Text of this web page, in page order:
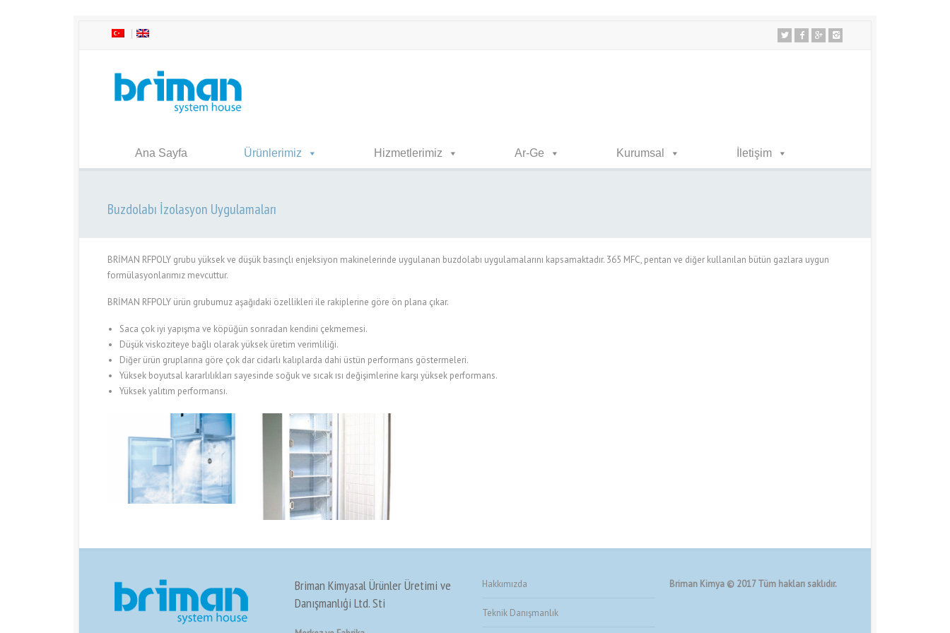
Ana Sayfa Ürünlerimiz Hizmetlerimiz Ar-Ge Kurumsal İletişim
Buzdolabı İzolasyon Uygulamaları
BRİMAN RFPOLY grubu yüksek ve düşük basınçlı enjeksiyon makinelerinde uygulanan buzdolabı uygulamalarını kapsamaktadır. 365 MFC, pentan ve diğer kullanılan bütün gazlara uygun
formülasyonlarımız mevcuttur.
BRİMAN RFPOLY ürün grubumuz aşağıdaki özellikleri ile rakiplerine göre ön plana çıkar.
Saca çok iyi yapışma ve köpüğün sonradan kendini çekmemesi.
Düşük viskoziteye bağlı olarak yüksek üretim verimliliği.
Diğer ürün gruplarına göre çok dar cidarlı kalıplarda dahi üstün performans göstermeleri.
Yüksek boyutsal kararlılıkları sayesinde soğuk ve sıcak ısı değişimlerine karşı yüksek performans.
Yüksek yalıtım performansı.
Briman Kimyasal Ürünler Üretimi ve
Danışmanlıģi Ltd. Sti
Hakkımızda
Teknik Danışmanlık
Briman Kimya © 2017 Tüm hakları saklıdır.